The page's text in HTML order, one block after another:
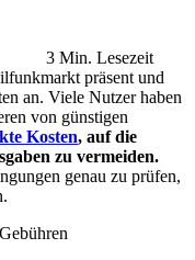
3 Min. Lesezeit
präsent und
an. Viele Nutzer haben
von günstigen
Kosten, auf die
zu vermeiden.
genau zu prüfen,